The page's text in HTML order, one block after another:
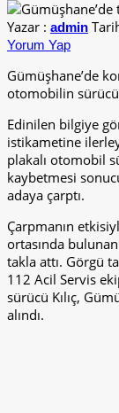
Yazar : admin
Yorum Yap
Gümüşhane’de
otomobilin
Edinilen bilgiye
istikametine
plakalı otomobil
kaybetmesi
adaya çarptı.
Çarpmanın
ortasında
takla attı. Görgü
112 Acil Servis
sürücü Kılıç,
alındı.